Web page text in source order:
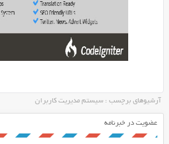
آرشیوهای برچسب : سیستم مدیریت کاربران
عضویت در خبرنامه